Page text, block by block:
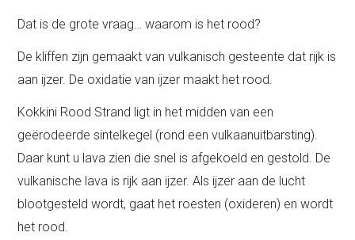
Dat is de grote vraag… waarom is het rood?
De kliffen zijn gemaakt van vulkanisch gesteente dat rijk is
aan ijzer. De oxidatie van ijzer maakt het rood.
Kokkini Rood Strand ligt in het midden van een
geërodeerde sintelkegel (rond een vulkaanuitbarsting).
Daar kunt u lava zien die snel is afgekoeld en gestold. De
vulkanische lava is rijk aan ijzer. Als ijzer aan de lucht
blootgesteld wordt, gaat het roesten (oxideren) en wordt
het rood.